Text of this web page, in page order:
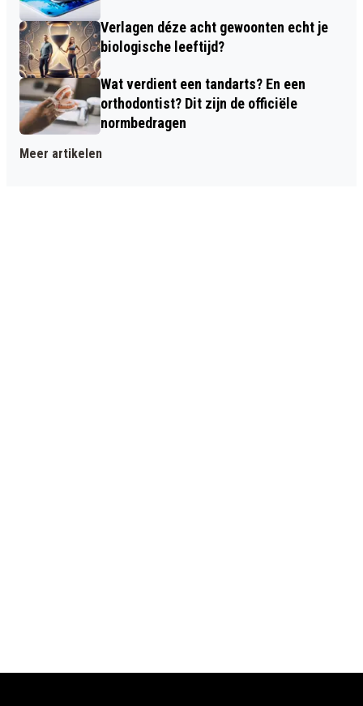
Verlagen déze acht gewoonten echt je
biologische leeftijd?
Wat verdient een tandarts? En een
orthodontist? Dit zijn de officiële
normbedragen
Meer artikelen